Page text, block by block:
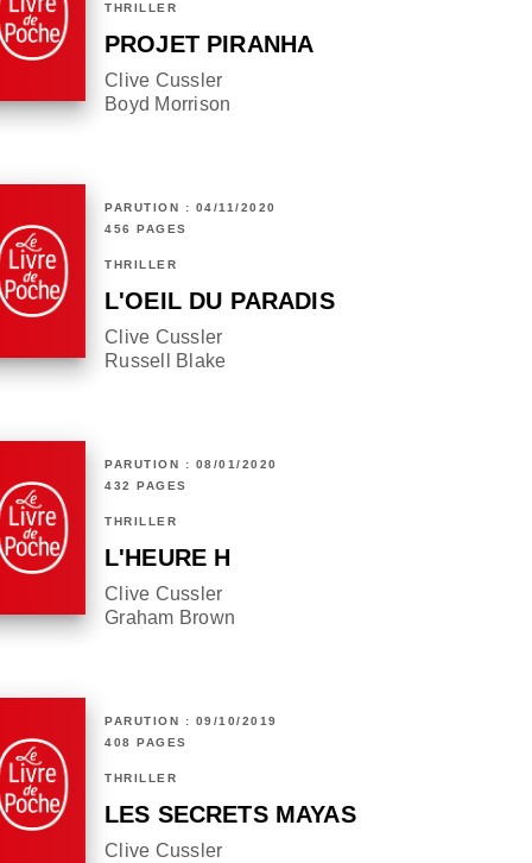
THRILLER
PROJET PIRANHA
Clive Cussler
Boyd Morrison
PARUTION : 04/11/2020
456 PAGES
THRILLER
L'OEIL DU PARADIS
Clive Cussler
Russell Blake
PARUTION : 08/01/2020
432 PAGES
THRILLER
L'HEURE H
Clive Cussler
Graham Brown
PARUTION : 09/10/2019
408 PAGES
THRILLER
LES SECRETS MAYAS
Clive Cussler